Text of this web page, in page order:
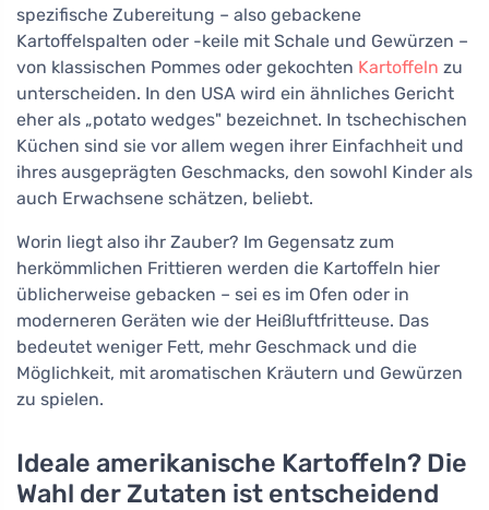
spezifische Zubereitung – also gebackene
Kartoffelspalten oder -keile mit Schale und Gewürzen –
von klassischen Pommes oder gekochten Kartoffeln zu
unterscheiden. In den USA wird ein ähnliches Gericht
eher als „potato wedges" bezeichnet. In tschechischen
Küchen sind sie vor allem wegen ihrer Einfachheit und
ihres ausgeprägten Geschmacks, den sowohl Kinder als
auch Erwachsene schätzen, beliebt.
Worin liegt also ihr Zauber? Im Gegensatz zum
herkömmlichen Frittieren werden die Kartoffeln hier
üblicherweise gebacken – sei es im Ofen oder in
moderneren Geräten wie der Heißluftfritteuse. Das
bedeutet weniger Fett, mehr Geschmack und die
Möglichkeit, mit aromatischen Kräutern und Gewürzen
zu spielen.
Ideale amerikanische Kartoffeln? Die
Wahl der Zutaten ist entscheidend